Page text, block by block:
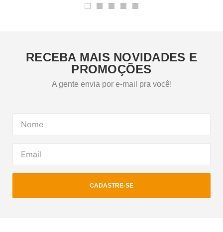
RECEBA MAIS NOVIDADES E
PROMOÇÕES
A gente envia por e-mail pra você!
CADASTRE-SE